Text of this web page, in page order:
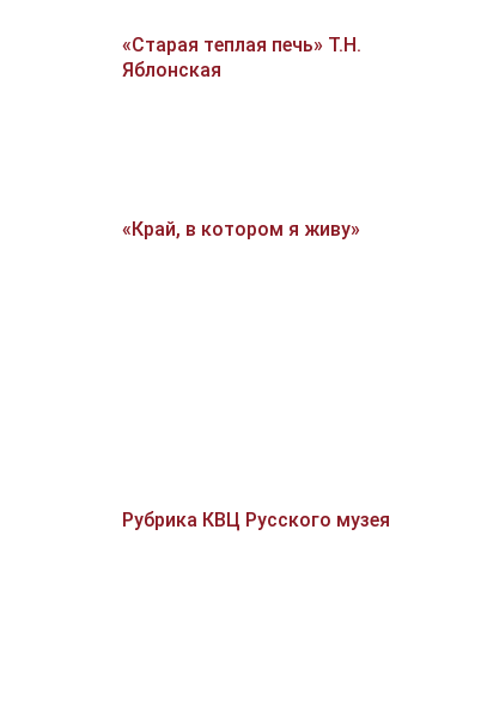
«Старая теплая печь» Т.Н.
Яблонская
«Край, в котором я живу»
Рубрика КВЦ Русского музея